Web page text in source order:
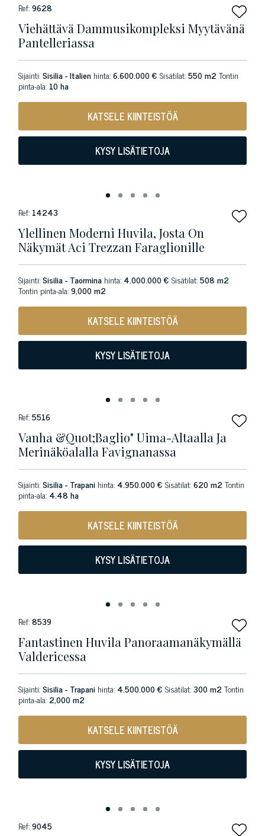
Ref:9628
Viehättävä Dammusikompleksi Myytävänä
Pantelleriassa
Sijainti:Sisilia - Italien hinta:6.600.000 € Sisätilat:550 m2Tontin
pinta-ala: 10 ha
KATSELE KIINTEISTÖÄ
KYSY LISÄTIETOJA
Ref: 14243
Ylellinen Moderni Huvila, Josta On
Näkymät Aci Trezzan Faraglionille
Sijainti:Sisilia - Taormina hinta: 4.000.000 € Sisätilat:508 m2
Tontin pinta-ala:9,000 m2
KATSELE KIINTEISTÖÄ
KYSY LISÄTIETOJA
Ref:5516
Vanha &Quot;baglio" Uima-Altaalla Ja
Merinäköalalla Favignanassa
Sijainti:Sisilia - Trapani hinta: 4.950.000 € Sisätilat:620 m2Tontin
pinta-ala: 4.48 ha
KATSELE KIINTEISTÖÄ
KYSY LISÄTIETOJA
Ref:8539
Fantastinen Huvila Panoraamanäkymällä
Valdericessa
Sijainti:Sisilia - Trapani hinta: 4.500.000 € Sisätilat:300 m2Tontin
pinta-ala: 2,000 m2
KATSELE KIINTEISTÖÄ
KYSY LISÄTIETOJA
Ref:9045